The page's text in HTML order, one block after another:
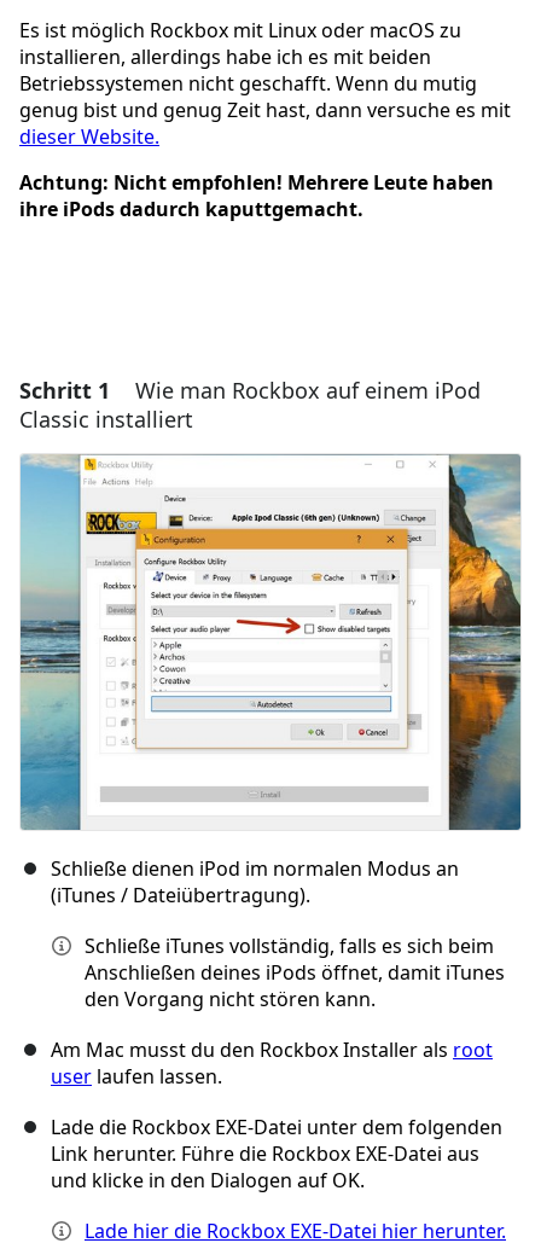
Es ist möglich Rockbox mit Linux oder macOS zu
installieren, allerdings habe ich es mit beiden
Betriebssystemen nicht geschafft. Wenn du mutig
genug bist und genug Zeit hast, dann versuche es mit
dieser Website.
Achtung: Nicht empfohlen! Mehrere Leute haben
ihre iPods dadurch kaputtgemacht.
Schritt 1
Wie man Rockbox auf einem iPod
Classic installiert
Schließe dienen iPod im normalen Modus an
(iTunes / Dateiübertragung).
Schließe iTunes vollständig, falls es sich beim
Anschließen deines iPods öffnet, damit iTunes
den Vorgang nicht stören kann.
Am Mac musst du den Rockbox Installer als root
user laufen lassen.
Lade die Rockbox EXE-Datei unter dem folgenden
Link herunter. Führe die Rockbox EXE-Datei aus
und klicke in den Dialogen auf OK.
Lade hier die Rockbox EXE-Datei hier herunter.